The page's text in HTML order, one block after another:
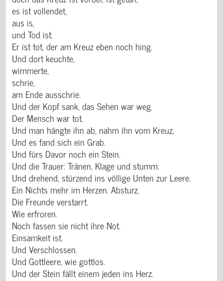
es ist vollendet,
aus is,
und Tod ist.
Er ist tot, der am Kreuz eben noch hing.
Und dort keuchte,
wimmerte,
schrie,
am Ende ausschrie.
Und der Kopf sank, das Sehen war weg.
Der Mensch war tot.
Und man hängte ihn ab, nahm ihn vom Kreuz,
Und es fand sich ein Grab.
Und fürs Davor noch ein Stein.
Und die Trauer: Tränen, Klage und stumm.
Und drehend, stürzend ins völlige Unten zur Leere.
Ein Nichts mehr im Herzen. Absturz.
Die Freunde verstarrt.
Wie erfroren.
Noch fassen sie nicht ihre Not.
Einsamkeit ist.
Und Verschlossen.
Und Gottleere, wie gottlos.
Und der Stein fällt einem jeden ins Herz.